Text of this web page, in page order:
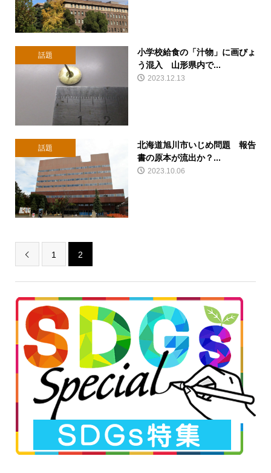
話題
小学校給食の「汁物」に画びょ
う混入 山形県内で...
2023.12.13
話題
北海道旭川市いじめ問題 報告
書の原本が流出か？...
2023.10.06
 1 2